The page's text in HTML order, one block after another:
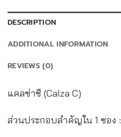
DESCRIPTION
ADDITIONAL INFORMATION
REVIEWS (0)
แคลซ่าซี (Calza C)
ส่วนประกอบสำคัญใน 1 ซอง :